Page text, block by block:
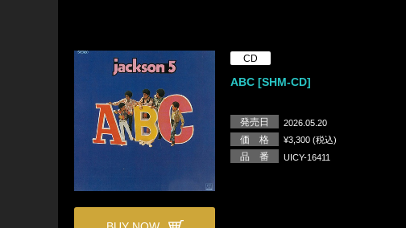
CD
ABC [SHM-CD]
発売日 2026.05.20
価 格 ¥3,300 (税込)
品 番 UICY-16411